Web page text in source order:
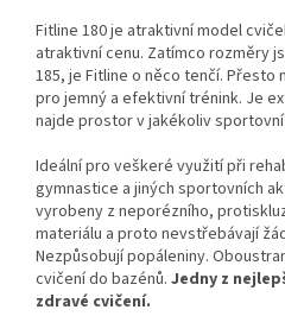
Fitline 180 je atraktivní model
atraktivní cenu. Zatímco rozměry
185, je Fitline o něco tenčí.
pro jemný a efektivní trénink. Je
najde prostor v jakékoliv
Ideální pro veškeré využití při
gymnastice a jiných sportovních
vyrobeny z neporézního,
materiálu a proto nevstřebávají
Nezpůsobují popáleniny.
cvičení do bazénů. Jedny z
zdravé cvičení.